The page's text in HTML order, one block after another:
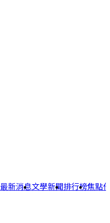
最新消息文學新聞排行榜焦點